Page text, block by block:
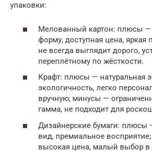
упаковки:
Мелованный картон: плюсы
форму, доступная цена, яркая
не всегда выглядит дорого,
переплётному по жёсткости.
Крафт: плюсы — натуральная
экологичность, легко
вручную; минусы —
гамма, не подходит для
Дизайнерские бумаги: плюсы
вид, премиальное
высокая цена, малый выбор в